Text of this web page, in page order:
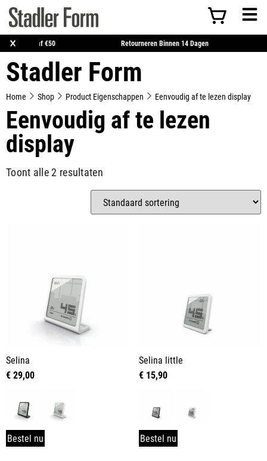
×
Gratis Verzending Vanaf €50 Retourneren Binnen 14 Dagen
Stadler Form
Home Shop Product Eigenschappen Eenvoudig af te lezen display
Eenvoudig af te lezen
display
Toont alle 2 resultaten
Selina
€29,00
Bestel nu
Selina little
€15,90
Bestel nu